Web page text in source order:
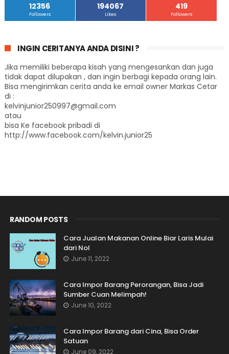
12356
Followers
194067
Likes
419
Followers
INGIN CERITANYA ANDA DISINI ?
Jika memiliki beberapa kisah yang mengesankan dan juga
tidak dapat dilupakan , dan ingin berbagi kepada orang lain.
Bisa mengirimkan cerita anda ke email owner Markas Cetar
di :
kelvinjunior250997@gmail.com
atau
bisa Ke facebook pribadi di
http://www.facebook.com/kelvin.junior25
RANDOM POSTS
Cara Jualan Makanan Online Biar Laris Mulai
dari Nol
June 11, 2022
Cara Impor Barang Perorangan, Bisa Jadi
Sumber Cuan Melimpah!
June 10, 2022
Cara Impor Barang dari Cina, Bisa Order
Satuan
June 09, 2022